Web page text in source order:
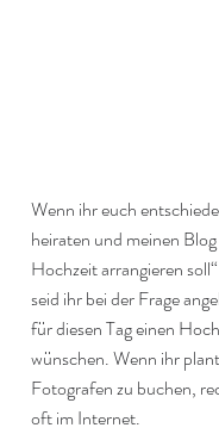
Wenn ihr euch
heiraten und meinen
Hochzeit arrangieren
seid ihr bei der Frage
für diesen Tag einen
wünschen. Wenn ihr
Fotografen zu buchen,
oft im Internet.